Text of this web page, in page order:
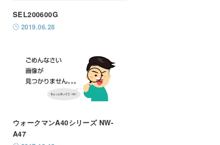
SEL200600G
2019.06.28
ウォークマンA40シリーズ NW-
A47